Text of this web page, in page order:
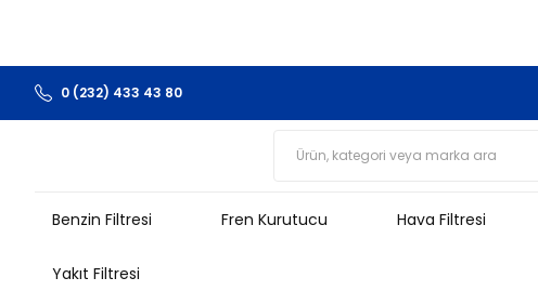
0 (232) 433 43 80
Benzin Filtresi Fren Kurutucu Hava Filtresi
Yakıt Filtresi